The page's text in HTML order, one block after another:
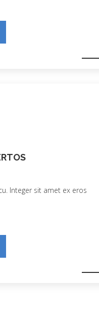
Integer sit amet ex eros